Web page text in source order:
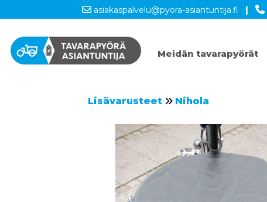
asiakaspalvelu@pyora-asiantuntija.fi |
Meidän tavarapyörät
Lisävarusteet Nihola